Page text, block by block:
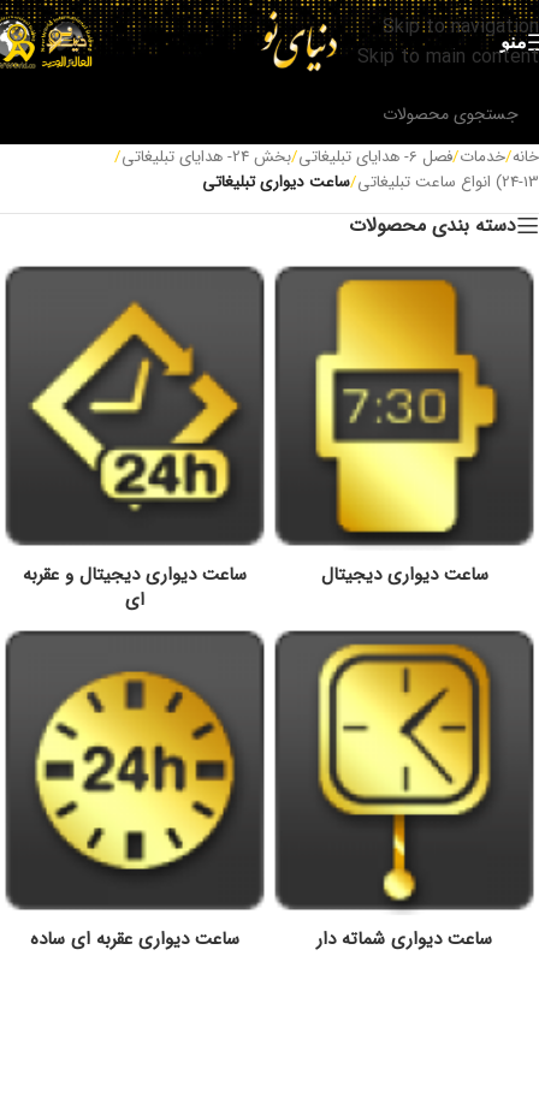
Skip to navigation
Skip to main content
منو
خانه/خدمات/فصل 6- هدایای تبلیغاتی /بخش 24- هدایای تبلیغاتی
/
24-13) انواع ساعت تبلیغاتی
/ساعت دیواری تبلیغاتی
دسته بندی محصولات
ساعت دیواری دیجیتال
ساعت دیواری دیجیتال و عقربه
ای
ساعت دیواری شماته دار ساعت دیواری عقربه ای ساده